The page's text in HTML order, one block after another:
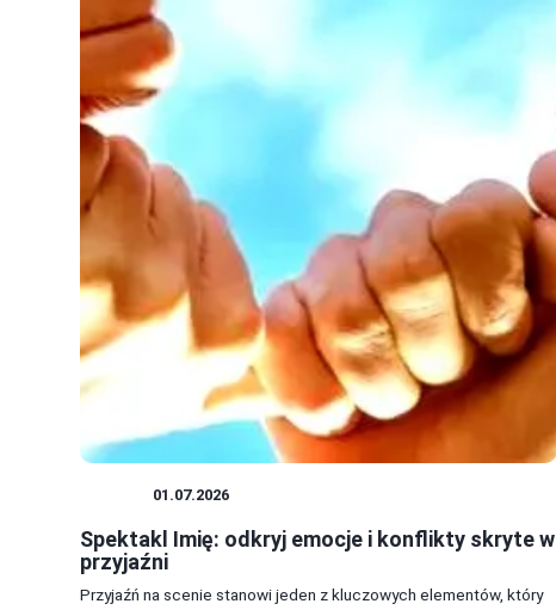
01.07.2026
Spektakl Imię: odkryj emocje i konflikty skryte w
przyjaźni
Przyjaźń na scenie stanowi jeden z kluczowych elementów, który